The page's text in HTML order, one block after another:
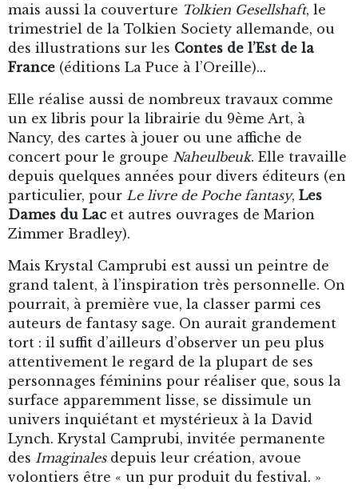
mais aussi la couverture Tolkien Gesellshaft, le
trimestriel de la Tolkien Society allemande, ou
des illustrations sur les Contes de l’Est de la
France (éditions La Puce à l’Oreille)...
Elle réalise aussi de nombreux travaux comme
un ex libris pour la librairie du 9ème Art, à
Nancy, des cartes à jouer ou une affiche de
concert pour le groupe Naheulbeuk. Elle travaille
depuis quelques années pour divers éditeurs (en
particulier, pour Le livre de Poche fantasy, Les
Dames du Lac et autres ouvrages de Marion
Zimmer Bradley).
Mais Krystal Camprubi est aussi un peintre de
grand talent, à l’inspiration très personnelle. On
pourrait, à première vue, la classer parmi ces
auteurs de fantasy sage. On aurait grandement
tort : il suffit d’ailleurs d’observer un peu plus
attentivement le regard de la plupart de ses
personnages féminins pour réaliser que, sous la
surface apparemment lisse, se dissimule un
univers inquiétant et mystérieux à la David
Lynch. Krystal Camprubi, invitée permanente
des Imaginales depuis leur création, avoue
volontiers être « un pur produit du festival. »